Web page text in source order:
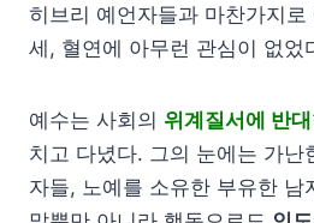
히브리 예언자들과 마찬가지
세, 혈연에 아무런 관심이 없었
예수는 사회의 위계질서에 반대
치고 다녔다. 그의 눈에는 가난
자들, 노예를 소유한 부유한 남